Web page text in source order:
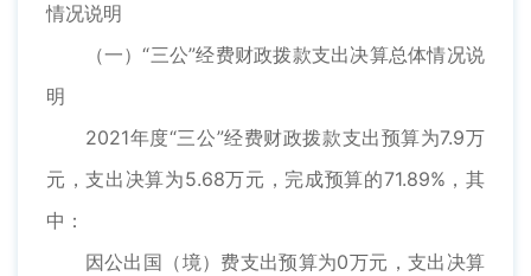
情况说明
（一）“三公”经费财政拨款支出决算总体情况说
明
2021年度“三公”经费财政拨款支出预算为7.9万
元，支出决算为5.68万元，完成预算的71.89%，其
中：
因公出国（境）费支出预算为0万元，支出决算